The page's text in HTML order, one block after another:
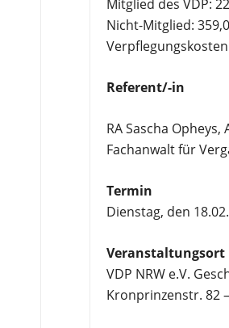
Mitglied des VDP:
Nicht-Mitglied:
Referent/-in
RA Sascha Opheys,
Fachanwalt für
Termin
Dienstag, den
Veranstaltungsort
VDP NRW e.V.
Kronprinzenstr. 82